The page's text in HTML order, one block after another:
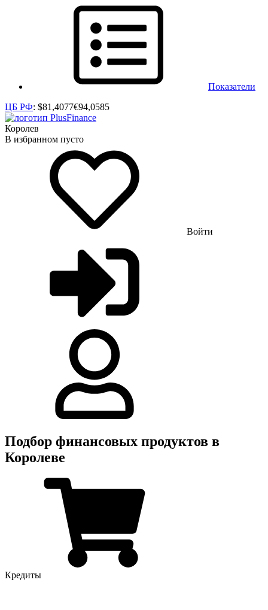
Показатели
ЦБ РФ: $81,4077€94,0585
Королев
В избранном пусто
Войти
Подбор финансовых продуктов в
Королеве
Кредиты